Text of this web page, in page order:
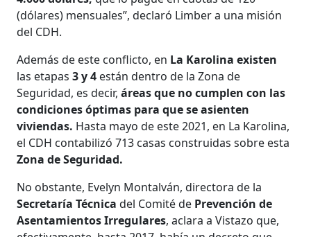
(dólares) mensuales”, declaró Limber a una misión
del CDH.
Además de este conflicto, en La Karolina existen
las etapas 3 y 4 están dentro de la Zona de
Seguridad, es decir,áreas que no cumplen con las
condiciones óptimas para que se asienten
viviendas. Hasta mayo de este 2021, en La Karolina,
el CDH contabilizó 713 casas construidas sobre esta
Zona de Seguridad.
No obstante, Evelyn Montalván, directora de la
Secretaría Técnica del Comité de Prevención de
Asentamientos Irregulares, aclara a Vistazo que,